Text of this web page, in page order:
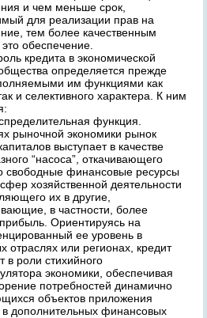
и чем меньше срок,
для реализации прав на
тем более качественным
обеспечение.
кредита в экономической
определяется прежде
им функциями как
и селективного характера. К ним
функция.
рыночной экономики рынок
выступает в качестве
“насоса”, откачивающего
свободные финансовые ресурсы
хозяйственной деятельности
их в другие,
в частности, более
Ориентируясь на
ее уровень в
отраслях или регионах, кредит
в роли стихийного
экономики, обеспечивая
потребностей динамично
объектов приложения
в дополнительных финансовых